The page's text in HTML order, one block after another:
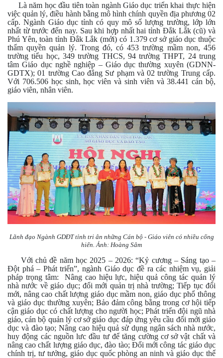
Là năm học đầu tiên toàn ngành Giáo dục triển khai thực hiện
việc quản lý, điều hành bằng mô hình chính quyền địa phương 02
cấp. Ngành Giáo dục tỉnh có quy mô số lượng trường, lớp lớn
nhất từ trước đến nay. Sau khi hợp nhất hai tỉnh Đắk Lắk (cũ) và
Phú Yên, toàn tỉnh Đắk Lắk (mới) có 1.379 cơ sở giáo dục thuộc
thẩm quyền quản lý. Trong đó, có 453 trường mầm non, 456
trường tiểu học, 349 trường THCS, 94 trường THPT, 24 trung
tâm Giáo dục nghề nghiệp – Giáo dục thường xuyên (GDNN-
GDTX); 01 trường Cao đẳng Sư phạm và 02 trường Trung cấp.
Với 706.506 học sinh, học viên và sinh viên và 38.441 cán bộ,
giáo viên, nhân viên.
Lãnh đạo Ngành GDĐT tỉnh tri ân những Cán bộ - Giáo viên có nhiều cống
hiến. Ảnh: Hoàng Sâm
Với chủ đề năm học 2025 – 2026: “Kỷ cương – Sáng tạo –
Đột phá – Phát triển”, ngành Giáo dục đề ra các nhiệm vụ, giải
pháp trọng tâm: Nâng cao hiệu lực, hiệu quả công tác quản lý
nhà nước về giáo dục; đổi mới quản trị nhà trường; Tiếp tục đổi
mới, nâng cao chất lượng giáo dục mầm non, giáo dục phổ thông
và giáo dục thường xuyên; Bảo đảm công bằng trong cơ hội tiếp
cận giáo dục có chất lượng cho người học; Phát triển đội ngũ nhà
giáo, cán bộ quản lý cơ sở giáo dục đáp ứng yêu cầu đổi mới giáo
dục và đào tạo; Nâng cao hiệu quả sử dụng ngân sách nhà nước,
huy động các nguồn lưc đầu tư để tăng cường cơ sở vật chất và
nâng cao chất lượng giáo dục, đào tào; Đổi mới công tác giáo dục
chính trị, tư tưởng, giáo dục quốc phòng an ninh và giáo dục thể